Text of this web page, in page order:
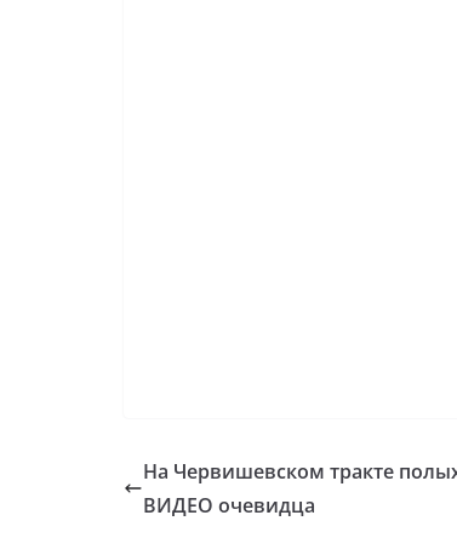
На Червишевском тракте
ВИДЕО очевидца